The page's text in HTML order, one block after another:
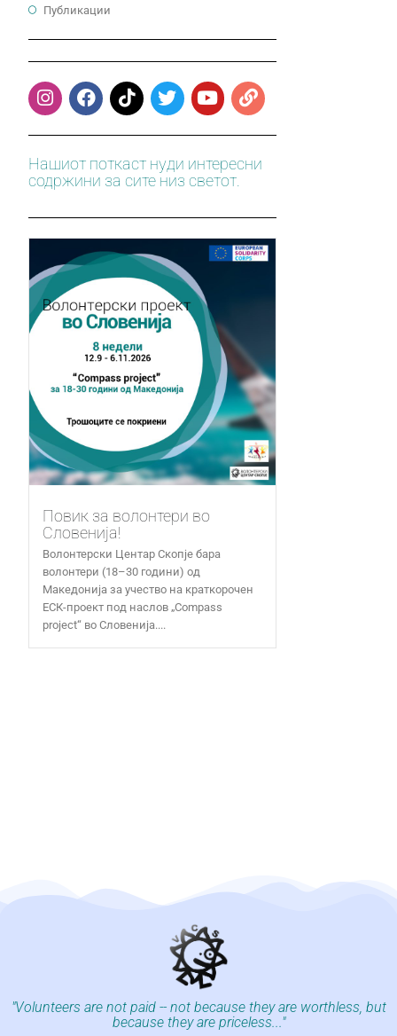
Публикации
Нашиот поткаст нуди интересни
содржини за сите низ светот.
Повик за волонтери во
Словенија!
Волонтерски Центар Скопје бара
волонтери (18–30 години) од
Македонија за учество на краткорочен
ЕСК-проект под наслов „Compass
project“ во Словенија....
"Volunteers are not paid -- not because they are worthless, but
because they are priceless..."